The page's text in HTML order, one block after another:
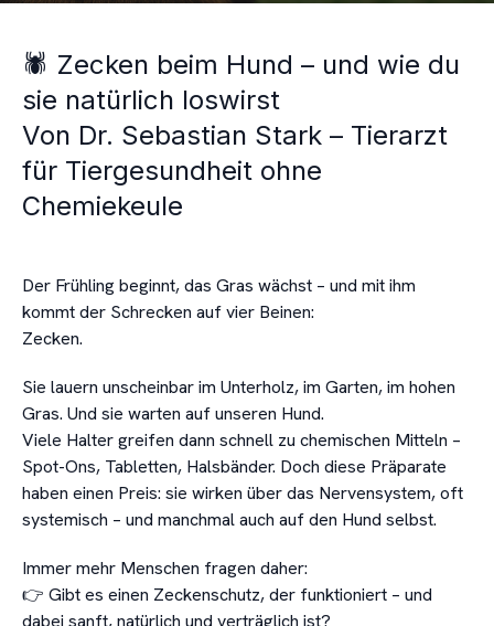
🕷️ Zecken beim Hund – und wie du
sie natürlich loswirst
Von Dr. Sebastian Stark – Tierarzt
für Tiergesundheit ohne
Chemiekeule
Der Frühling beginnt, das Gras wächst – und mit ihm
kommt der Schrecken auf vier Beinen:
Zecken.
Sie lauern unscheinbar im Unterholz, im Garten, im hohen
Gras. Und sie warten auf unseren Hund.
Viele Halter greifen dann schnell zu chemischen Mitteln –
Spot-Ons, Tabletten, Halsbänder. Doch diese Präparate
haben einen Preis: sie wirken über das Nervensystem, oft
systemisch – und manchmal auch auf den Hund selbst.
Immer mehr Menschen fragen daher:
👉 Gibt es einen Zeckenschutz, der funktioniert – und
dabei sanft, natürlich und verträglich ist?